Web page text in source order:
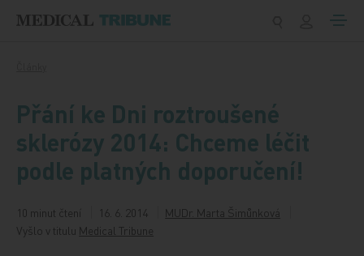
Přání ke Dni roztroušené
sklerózy 2014: Chceme léčit
podle platných doporučení!
10 minut čtení 16. 6. 2014
MUDr. Marta Šimůnková
Vyšlo v titulu Medical Tribune